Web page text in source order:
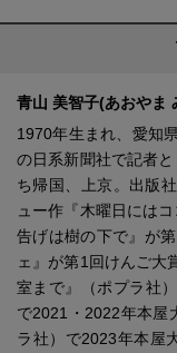
青山 美智子(あおやま
1970年生まれ、愛知
の日系新聞社で記者
ち帰国、上京。出版
ュー作『木曜日には
告げは樹の下で』が
ェ』が第1回けんご大
室まで』（ポプラ社
で2021・2022年本屋
ラ社）で2023年本屋